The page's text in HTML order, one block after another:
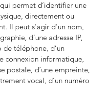
permet d’identifier une
directement ou
Il peut s’agir d’un nom,
d’une adresse IP,
de téléphone, d’un
connexion informatique,
postale, d’une empreinte,
vocal, d’un numéro